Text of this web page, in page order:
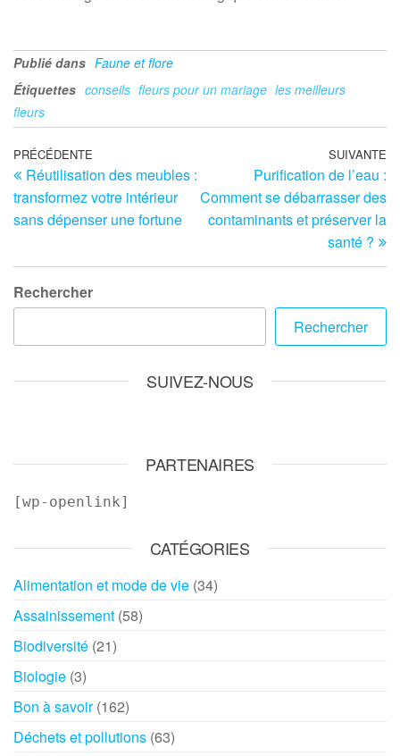
Publié dans Faune et flore
Étiquettes conseils fleurs pour un mariage les meilleurs
fleurs
Navigation
de
l’article
Article
précédent
PRÉCÉDENTE
Réutilisation des meubles :
transformez votre intérieur
sans dépenser une fortune
SUIVANTE
Purification de l’eau :
Comment se débarrasser des
contaminants et préserver la
santé ?
Rechercher
Rechercher
SUIVEZ-NOUS
PARTENAIRES
[wp-openlink]
CATÉGORIES
Alimentation et mode de vie (34)
Assainissement (58)
Biodiversité (21)
Biologie (3)
Bon à savoir(162)
Déchets et pollutions (63)